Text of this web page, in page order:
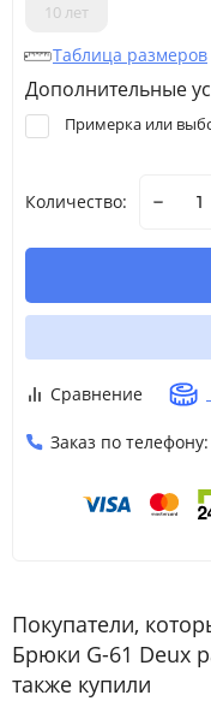
10 лет
Таблица размеров
Дополнительные
Примерка или
Количество:
Сравнение
Заказ по телефону:
Покупатели,
Брюки G-61 Deux
также купили